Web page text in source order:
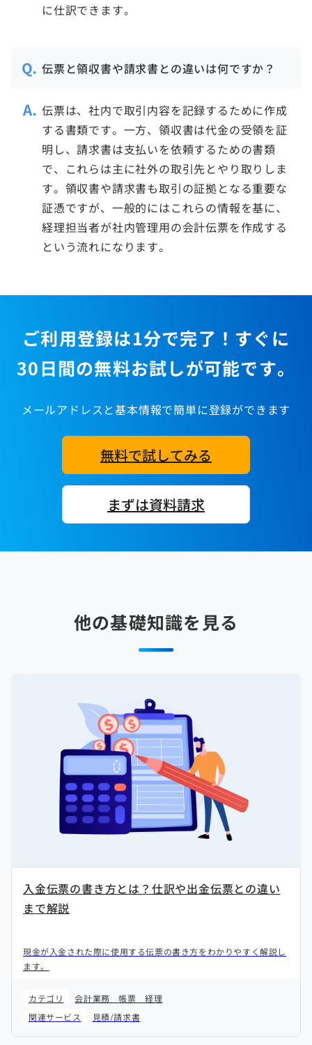
に仕訳できます。
伝票と領収書や請求書との違いは何ですか？
伝票は、社内で取引内容を記録するために作成
する書類です。一方、領収書は代金の受領を証
明し、請求書は支払いを依頼するための書類
で、これらは主に社外の取引先とやり取りしま
す。領収書や請求書も取引の証拠となる重要な
証憑ですが、一般的にはこれらの情報を基に、
経理担当者が社内管理用の会計伝票を作成する
という流れになります。
ご利用登録は1分で完了！すぐに
30日間の無料お試しが可能です。
メールアドレスと基本情報で簡単に登録ができます
無料で試してみる
まずは資料請求
他の基礎知識を見る
入金伝票の書き方とは？仕訳や出金伝票との違い
まで解説
現金が入金された際に使用する伝票の書き方をわかりやすく解説し
ます。
カテゴリ 会計業務 帳票
経理
関連サービス
見積/請求書